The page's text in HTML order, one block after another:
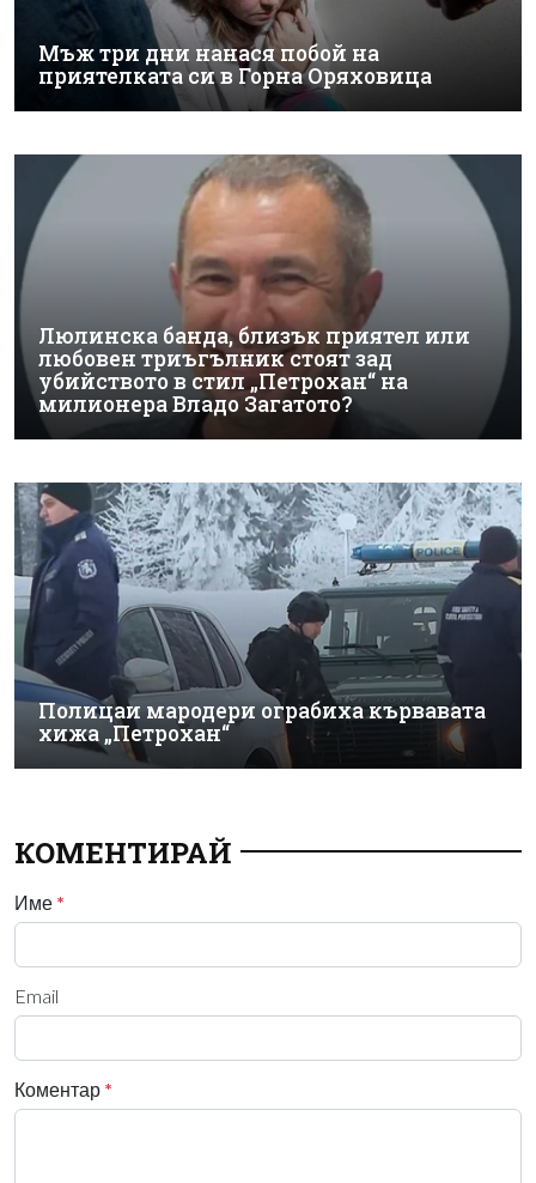
Мъж три дни нанася побой на
приятелката си в Горна Оряховица
Люлинска банда, близък приятел или
любовен триъгълник стоят зад
убийството в стил „Петрохан“ на
милионера Владо Загатото?
Полицаи мародери ограбиха кървавата
хижа „Петрохан“
КОМЕНТИРАЙ
Име *
Email
Коментар *